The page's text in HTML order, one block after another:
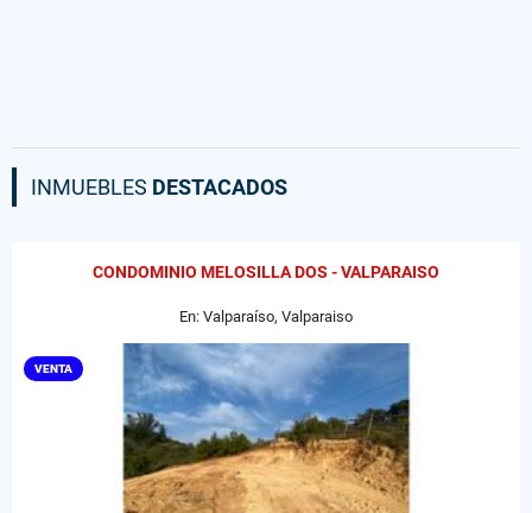
INMUEBLES DESTACADOS
CONDOMINIO MELOSILLA DOS - VALPARAISO
En: Valparaíso, Valparaiso
VENTA